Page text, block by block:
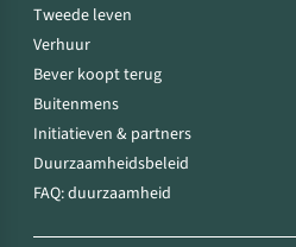
Tweede leven
Verhuur
Bever koopt terug
Buitenmens
Initiatieven & partners
Duurzaamheidsbeleid
FAQ: duurzaamheid